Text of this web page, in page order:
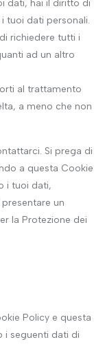
dati, hai il diritto di
tuoi dati personali.
richiedere tutti i
ad un altro
al trattamento
a meno che non
Si prega di
a questa Cookie
i tuoi dati,
un
la Protezione dei
Policy e questa
i seguenti dati di